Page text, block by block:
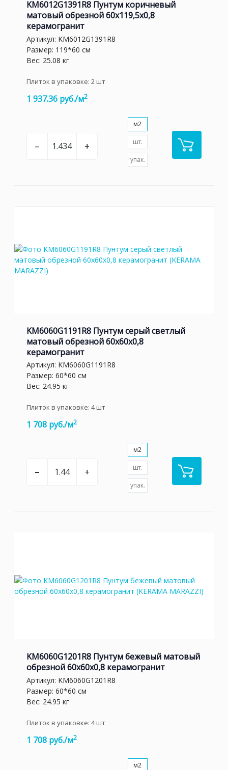
KM6012G1391R8 Пунтум коричневый
матовый обрезной 60x119,5x0,8
керамогранит
Артикул: KM6012G1391R8
Размер: 119*60 см
Вес: 25.08 кг
Плиток в упаковке: 2шт
1 937.36 руб./м2
– +
м2
шт.
упак.
KM6060G1191R8 Пунтум серый светлый
матовый обрезной 60x60x0,8
керамогранит
Артикул: KM6060G1191R8
Размер: 60*60 см
Вес: 24.95 кг
Плиток в упаковке: 4шт
1 708 руб./м2
– +
м2
шт.
упак.
KM6060G1201R8 Пунтум бежевый матовый
обрезной 60x60x0,8 керамогранит
Артикул: KM6060G1201R8
Размер: 60*60 см
Вес: 24.95 кг
Плиток в упаковке: 4шт
1 708 руб./м2
м2